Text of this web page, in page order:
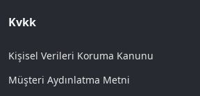
Kvkk
Kişisel Verileri Koruma Kanunu
Müşteri Aydınlatma Metni